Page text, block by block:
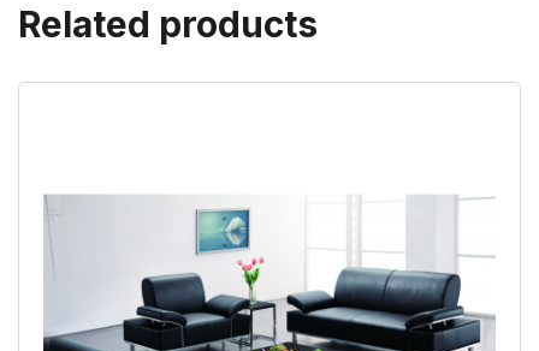
Related products